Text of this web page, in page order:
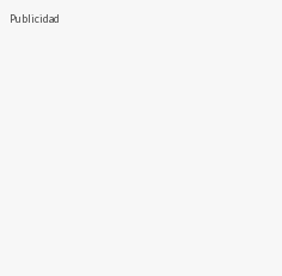
Publicidad